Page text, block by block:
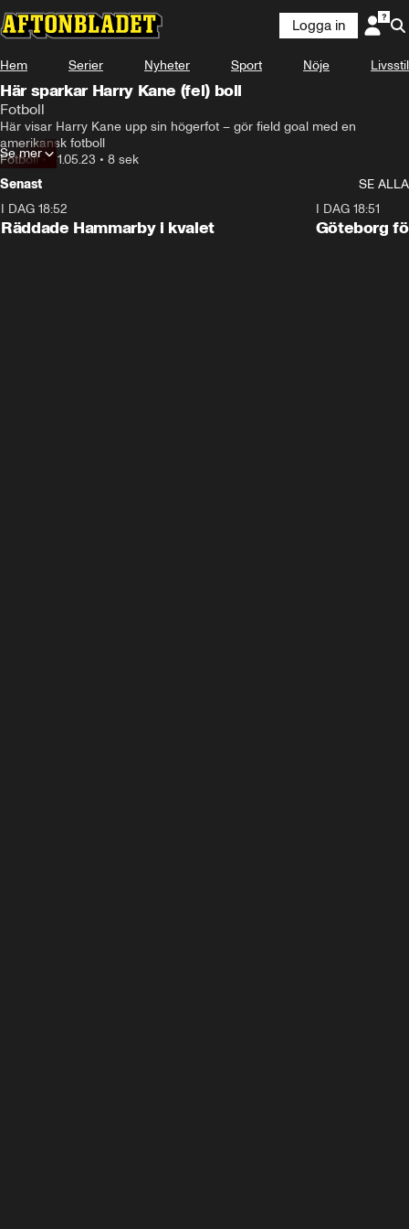
Logga in
Hem Serier Nyheter Sport Nöje Livsstil
Här sparkar Harry Kane (fel) boll
Fotboll
Här visar Harry Kane upp sin högerfot – gör field goal med en
amerikansk fotboll
Fotboll•31.05.23 • 8 sek
Se mer
Senast
SE ALLA
I DAG 18:52
Räddade Hammarby i kvalet
I DAG 18:51
Göteborg